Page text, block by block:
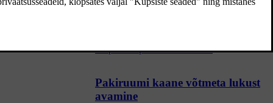
käepideme puutetundlikku ala.
Pakiruumi kaane võtmeta lukust
avamine